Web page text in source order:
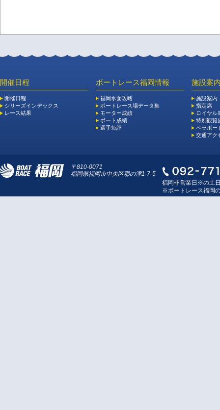
開催日程
開催日程
シリーズインデックス
レース結果
ボートレース福岡情報
福岡水面攻略
ボートレース場データ集
モーター成績
ボート成績
選手短評
施設案
施設案内
指定席
ロイヤル
特別観覧
ペラボー
交通アク
〒810-0071
福岡県福岡市中央区那の津1-7-5
福岡非営業日※の土
※ボートレース福岡